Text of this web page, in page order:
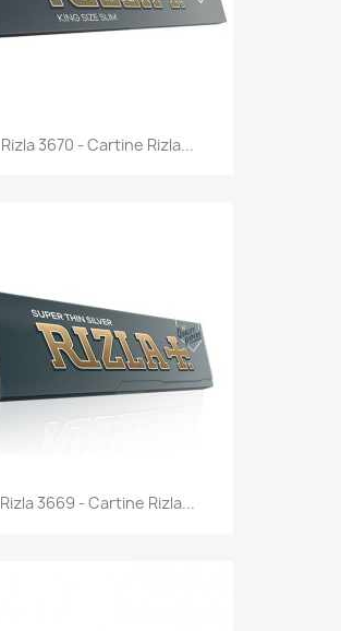
Anteprima
Rizla 3670 - Cartine Rizla...
Anteprima
Rizla 3669 - Cartine Rizla...